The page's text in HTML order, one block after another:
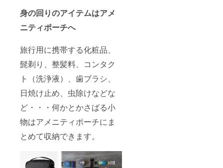
身の回りのアイテムはアメ
ニティポーチへ
旅行用に携帯する化粧品、
髭剃り、整髪料、コンタク
ト（洗浄液）、歯ブラシ、
日焼け止め、虫除けなどな
ど・・・何かとかさばる小
物はアメニティポーチにま
とめて収納できます。